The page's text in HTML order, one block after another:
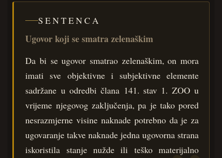
SENTENCA
Ugovor koji se smatra zelenaškim
Da bi se ugovor smatrao zelenaškim, on mora
imati sve objektivne i subjektivne elemente
sadržane u odredbi člana 141. stav 1. ZOO u
vrijeme njegovog zaključenja, pa je tako pored
nesrazmjerne visine naknade potrebno da je za
ugovaranje takve naknade jedna ugovorna strana
iskoristila stanje nužde ili teško materijalno